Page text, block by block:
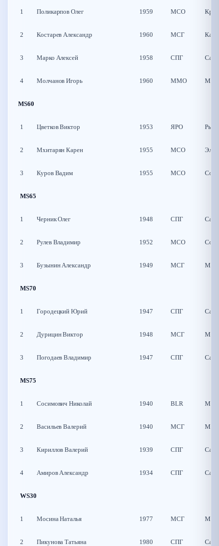
1 Поликарпов Олег 1959 МСО
2 Костарев Александр 1960 МСГ
3 Марко Алексей 1958 СПГ
4 Молчанов Игорь 1960 ММО
MS60
1 Цветков Виктор 1953 ЯРО
2 Мхитарян Карен 1955 МСО
3 Куров Вадим 1955 МСО
MS65
1 Черник Олег 1948 СПГ
2 Рулев Владимир 1952 МСО
3 Бузынин Александр 1949 МСГ
MS70
1 Городецкий Юрий 1947 СПГ
2 Дурицин Виктор 1948 МСГ
3 Погодаев Владимир 1947 СПГ
MS75
1 Сосимович Николай 1940 BLR
2 Васильев Валерий 1940 МСГ
3 Кириллов Валерий 1939 СПГ
4 Амиров Александр 1934 СПГ
WS30
1 Мосина Наталья 1977 МСГ
2 Пикунова Татьяна 1980 СПГ